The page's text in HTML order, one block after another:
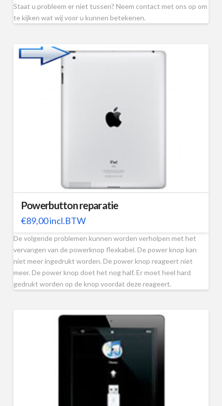
Staat u probleem er niet tussen? Neem contact met ons op om
te kijken wat wij voor u kunnen betekenen.
Powerbutton reparatie
€89,00incl.BTW
De volgende problemen kunnen worden verholpen met het
vervangen van de powerknop flexkabel. De power knop kan
niet meer ingedrukt worden. De power knop reageert niet
meer. De power knop doet het nog half. Er moet heel hard
gedrukt worden op de knop voordat deze reageert.